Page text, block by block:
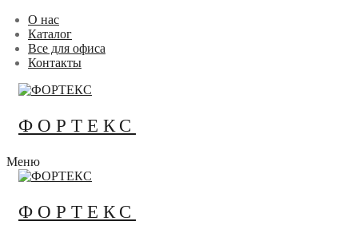
Перейти
содержимому
Меню
Закрыть
О нас
Каталог
Все для офиса
Контакты
ФОРТЕКС
Меню
ФОРТЕКС